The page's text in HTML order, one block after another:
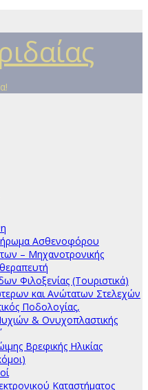
Ασθενοφόρου
– Μηχανοτρονικής
Φιλοξενίας (Τουριστικά)
και Ανώτατων Στελεχών
Ποδολογίας,
& Ονυχοπλαστικής
Βρεφικής Ηλικίας
Καταστήματος